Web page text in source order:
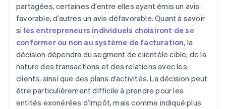
partagées, certaines d’entre elles ayant émis un avis
favorable, d’autres un avis défavorable. Quant à savoir
si les entrepreneurs individuels choisiront de se
conformer ou non au système de facturation, la
décision dépendra du segment de clientèle cible, de la
nature des transactions et des relations avec les
clients, ainsi que des plans d’activités. La décision peut
être particulièrement difficile à prendre pour les
entités exonérées d’impôt, mais comme indiqué plus